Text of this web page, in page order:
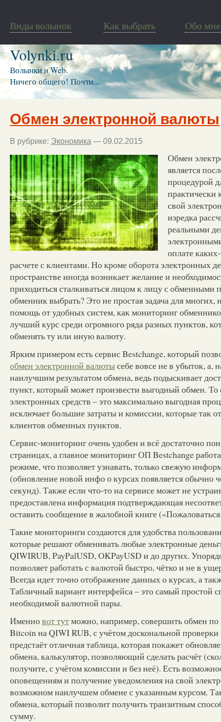
Виды волынок Как выбрать Обо мне
Volynki.ru
Волынки и Web.
Ничего общего! Почти...
Обмен электронной валюты
В рубрике: Экономика — 09.02.2015
Обмен
является
процедурой
практически
свой
изредка
реальными
оплате
расчете с клиентами. Но кроме оборота электронных
пространстве иногда возникает желание и
приходиться сталкиваться лицом к лицу с обменными
обменник выбрать? Это не простая задача для многих,
помощь от удобных систем, как мониторинг
лучший курс среди огромного ряда разных пунктов,
обменять ту или иную валюту.
Ярким примером есть сервис Bestchange, который
обмен электронной валютысебе вовсе не в убыток, а,
наилучшим результатом обмена, ведь подыскивает
пункт, который может произвести выгодный обмен. То
электронных средств – это максимально выгодная
исключает большие затраты и комиссии, которые так
клиентов обменных пунктов.
Сервис-мониторинг очень удобен и всё достаточно
страницах, а главное мониторинг ОП Bestchange
режиме, что позволяет узнавать, только свежую
(обновление новой инфо о курсах появляется обычно
секунд). Также если что-то на сервисе может не
предоставлена информация подтверждающая
оставить сообщение в жалобной книге
Такие мониторинги создаются для удобства
которые решают обменивать любые электронные
QIWIRUB, PayPalUSD, OKPayUSD и до других.
позволяет работать с валютой быстро, чётко и не в
Всегда идет точно отображение данных о курсах, а
Табличный вариант интерфейса – это самый простой
необходимой валютной пары.
Именновот тутможно, например, совершить обмен по
Bitcoin на QIWI RUB, с учётом доскональной проверки
предстаёт отличная таблица, которая покажет
обмена, калькулятор, позволяющий сделать расчёт
получите, с учётом комиссии и без неё). Есть
оповещениям и получение уведомления на свой
возможном наилучшем обмене с указанным курсом.
обмена, который позволит получить транзитным
сумму.